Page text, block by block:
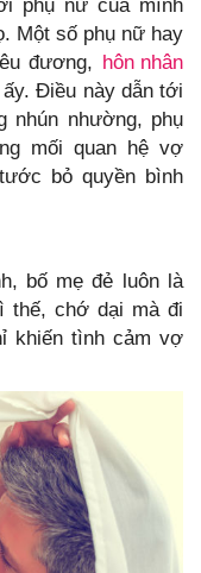
phụ nữ của mình
Một số phụ nữ hay
đương, hôn nhân
Điều này dẫn tới
nhún nhường, phụ
mối quan hệ vợ
bỏ quyền bình
bố mẹ đẻ luôn là
thế, chớ dại mà đi
khiến tình cảm vợ